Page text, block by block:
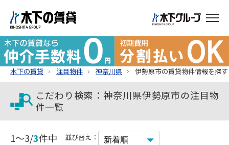
木下の賃貸 注目物件 神奈川県 伊勢原市の賃貸物件情報を探す
こだわり検索：神奈川県伊勢原市の注目物
件一覧
1～3/3件中 並び替え：